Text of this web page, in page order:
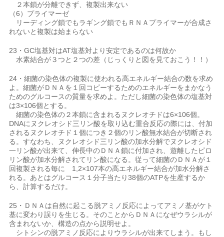
２本鎖が分離できず、複製出来ない
（6）プライマーゼ
リーディング鎖でもラギング鎖でもＲＮＡプライマーが合成さ
れないと複製は始まらない
23・GC塩基対はAT塩基対より安定であるのは何故か
水素結合が３つと２つの差（じっくりと図を見ておこう！！）
24・細菌の染色体の複製に使われる高エネルギー結合の数を求め
よ。細菌がＤＮＡを１回コピーするためのエネルギーをまかなう
ためのグルコースの質量を求めよ。ただし細菌の染色体の塩基対
は3×106個とする。
細菌の染色体の２本鎖に含まれるヌクレオチドは6×106個。
DNAにヌクレオシド三リン酸を取り込む重合反応の際には、付加
されるヌクレオチド１個につき２個のリン酸無水結合が切断され
る。すなわち、ヌクレオシド三リン酸の加水分解でヌクレオシド
一リン酸が出来て、伸長中のＤＮＡ鎖に付加され、遊離したピロ
リン酸が加水分解されてリン酸になる。従って細菌のＤＮＡが１
回複製される毎に 1,2×107本の高エネルギー結合が加水分解さ
れる。あとはグルコース１分子当たり38個のATPを生産するか
ら、計算するだけ。
25・ＤＮＡは自然に起こる脱アミノ反応によってアミノ基がケト
基に変わり誤りを生じる。そのことからＤＮＡになぜウラシルが
含まれないか、構造の点から説明せよ。
シトシンの脱アミノ反応によりウラシルが出来てしまう。もし